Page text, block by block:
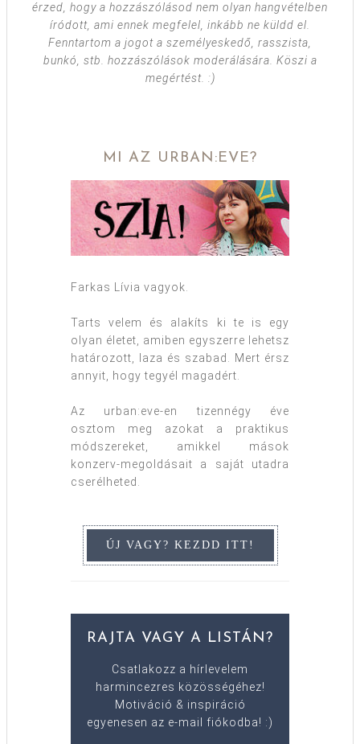
érzed, hogy a hozzászólásod nem olyan hangvételben
íródott, ami ennek megfelel, inkább ne küldd el.
Fenntartom a jogot a személyeskedő, rasszista,
bunkó, stb. hozzászólások moderálására. Köszi a
megértést. :)
MI AZ URBAN:EVE?
Farkas Lívia vagyok.
Tarts velem és alakíts ki te is egy
olyan életet, amiben egyszerre lehetsz
határozott, laza és szabad. Mert érsz
annyit, hogy tegyél magadért.
Az urban:eve-en tizennégy éve
osztom meg azokat a praktikus
módszereket, amikkel mások
konzerv-megoldásait a saját utadra
cserélheted.
RAJTA VAGY A LISTÁN?
Csatlakozz a hírlevelem
harmincezres közösségéhez!
Motiváció & inspiráció
egyenesen az e-mail fiókodba! :)